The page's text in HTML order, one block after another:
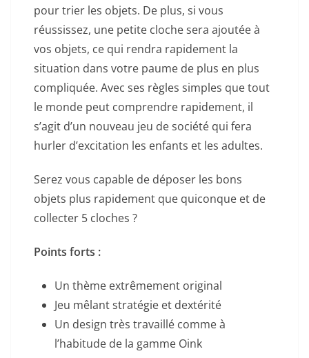
pour trier les objets. De plus, si vous
réussissez, une petite cloche sera ajoutée à
vos objets, ce qui rendra rapidement la
situation dans votre paume de plus en plus
compliquée. Avec ses règles simples que tout
le monde peut comprendre rapidement, il
s’agit d’un nouveau jeu de société qui fera
hurler d’excitation les enfants et les adultes.
Serez vous capable de déposer les bons
objets plus rapidement que quiconque et de
collecter 5 cloches ?
Points forts :
Un thème extrêmement original
Jeu mêlant stratégie et dextérité
Un design très travaillé comme à
l’habitude de la gamme Oink